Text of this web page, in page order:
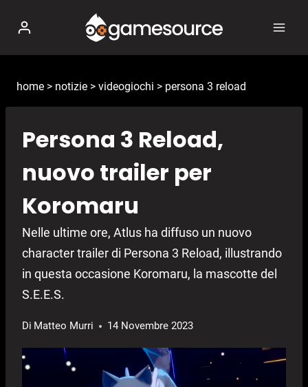
contenuto
home > notizie > videogiochi > persona 3 reload
Persona 3 Reload,
nuovo trailer per
Koromaru
Nelle ultime ore, Atlus ha diffuso un nuovo
character trailer di Persona 3 Reload, illustrando
in questa occasione Koromaru, la mascotte del
S.E.E.S.
Di Matteo Murri 14 Novembre 2023